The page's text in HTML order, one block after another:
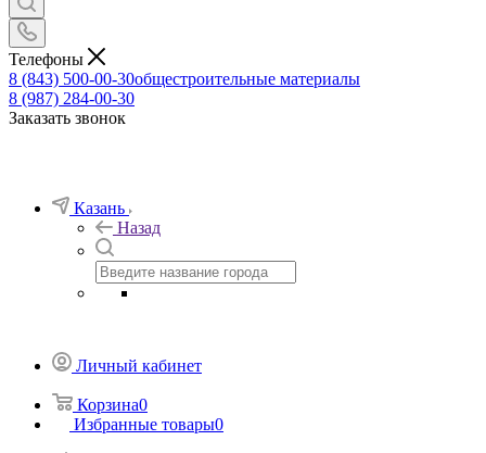
Телефоны
8 (843) 500-00-30общестроительные материалы
8 (987) 284-00-30
Заказать звонок
Казань
Назад
Личный кабинет
Корзина0
Избранные товары0